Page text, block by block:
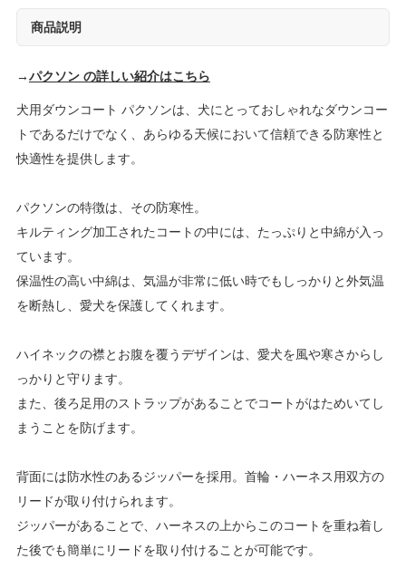
商品説明
→ パクソン の詳しい紹介はこちら
犬用ダウンコート パクソンは、犬にとっておしゃれなダウンコー
トであるだけでなく、あらゆる天候において信頼できる防寒性と
快適性を提供します。
パクソンの特徴は、その防寒性。
キルティング加工されたコートの中には、たっぷりと中綿が入っ
ています。
保温性の高い中綿は、気温が非常に低い時でもしっかりと外気温
を断熱し、愛犬を保護してくれます。
ハイネックの襟とお腹を覆うデザインは、愛犬を風や寒さからし
っかりと守ります。
また、後ろ足用のストラップがあることでコートがはためいてし
まうことを防げます。
背面には防水性のあるジッパーを採用。首輪・ハーネス用双方の
リードが取り付けられます。
ジッパーがあることで、ハーネスの上からこのコートを重ね着し
た後でも簡単にリードを取り付けることが可能です。